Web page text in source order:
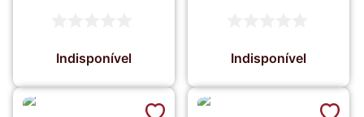
Indisponível Indisponível